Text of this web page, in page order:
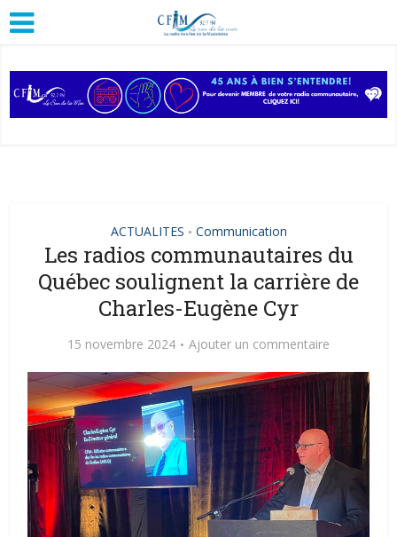
ACTUALITES • Communication
Les radios communautaires du
Québec soulignent la carrière de
Charles-Eugène Cyr
15 novembre 2024 Ajouter un commentaire